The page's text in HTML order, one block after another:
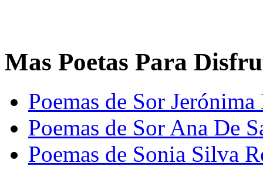
Mas Poetas Para
Poemas de Sor
Poemas de Sor Ana De
Poemas de Sonia Silva